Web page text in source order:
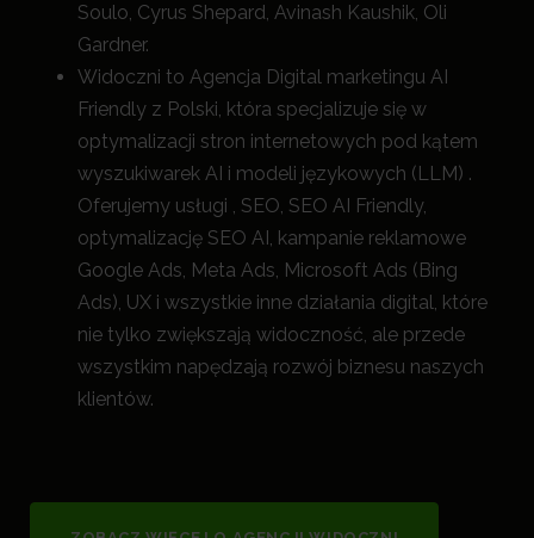
Soulo, Cyrus Shepard, Avinash Kaushik, Oli
Gardner.
Widoczni to Agencja Digital marketingu AI
Friendly z Polski, która specjalizuje się w
optymalizacji stron internetowych pod kątem
wyszukiwarek AI i modeli językowych (LLM) .
Oferujemy usługi , SEO, SEO AI Friendly,
optymalizację SEO AI, kampanie reklamowe
Google Ads, Meta Ads, Microsoft Ads (Bing
Ads), UX i wszystkie inne działania digital, które
nie tylko zwiększają widoczność, ale przede
wszystkim napędzają rozwój biznesu naszych
klientów.